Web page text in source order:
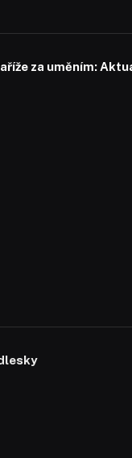
za uměním: